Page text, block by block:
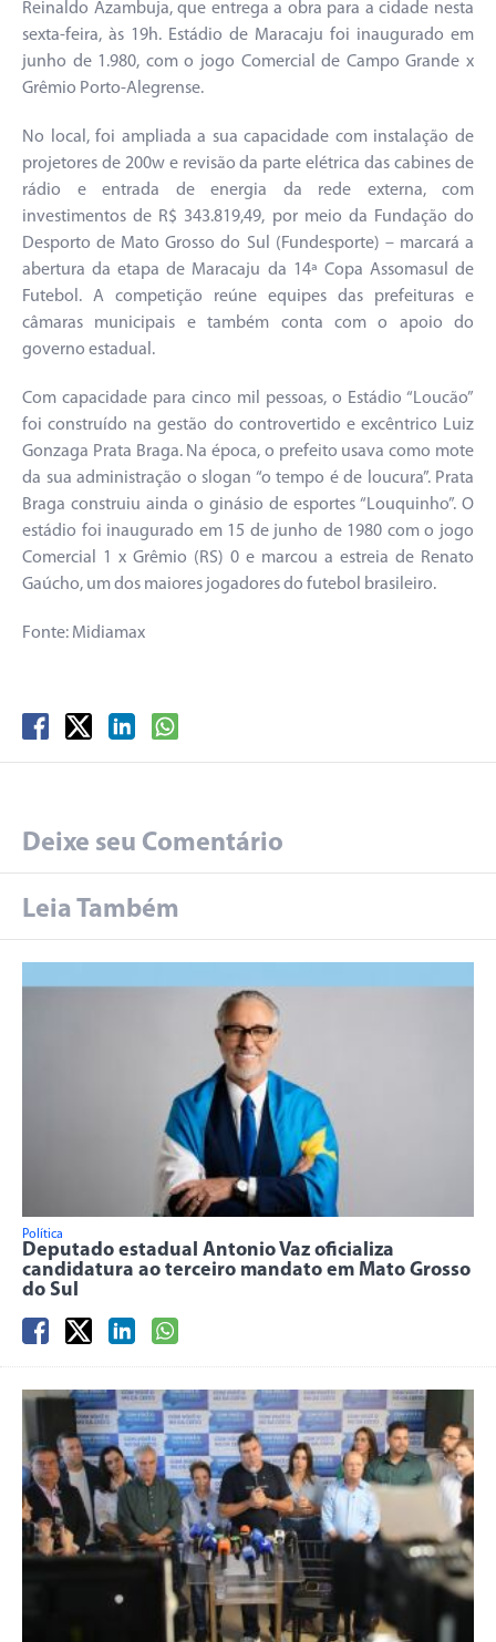
Reinaldo Azambuja, que entrega a obra para a cidade nesta
sexta-feira, às 19h. Estádio de Maracaju foi inaugurado em
junho de 1.980, com o jogo Comercial de Campo Grande x
Grêmio Porto-Alegrense.
No local, foi ampliada a sua capacidade com instalação de
projetores de 200w e revisão da parte elétrica das cabines de
rádio e entrada de energia da rede externa, com
investimentos de R$ 343.819,49, por meio da Fundação do
Desporto de Mato Grosso do Sul (Fundesporte) – marcará a
abertura da etapa de Maracaju da 14ª Copa Assomasul de
Futebol. A competição reúne equipes das prefeituras e
câmaras municipais e também conta com o apoio do
governo estadual.
Com capacidade para cinco mil pessoas, o Estádio “Loucão”
foi construído na gestão do controvertido e excêntrico Luiz
Gonzaga Prata Braga. Na época, o prefeito usava como mote
da sua administração o slogan “o tempo é de loucura”. Prata
Braga construiu ainda o ginásio de esportes “Louquinho”. O
estádio foi inaugurado em 15 de junho de 1980 com o jogo
Comercial 1 x Grêmio (RS) 0 e marcou a estreia de Renato
Gaúcho, um dos maiores jogadores do futebol brasileiro.
Fonte: Midiamax
Deixe seu Comentário
Leia Também
Política
Deputado estadual Antonio Vaz oficializa
candidatura ao terceiro mandato em Mato Grosso
do Sul